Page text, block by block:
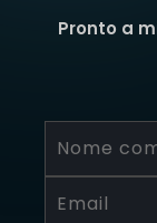
Pronto a